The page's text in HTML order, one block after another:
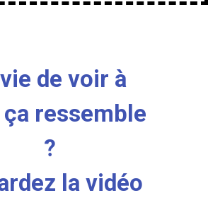
de voir à
ressemble
?
la vidéo